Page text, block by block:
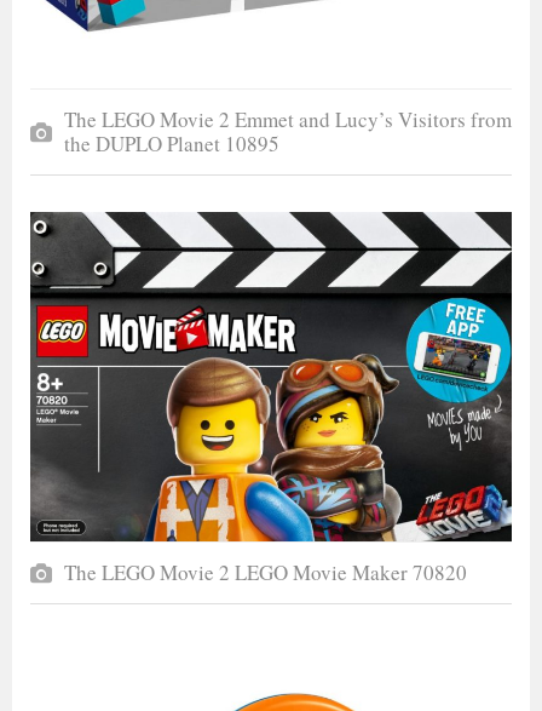
The LEGO Movie 2 Emmet and Lucy’s Visitors from
the DUPLO Planet 10895
The LEGO Movie 2 LEGO Movie Maker 70820